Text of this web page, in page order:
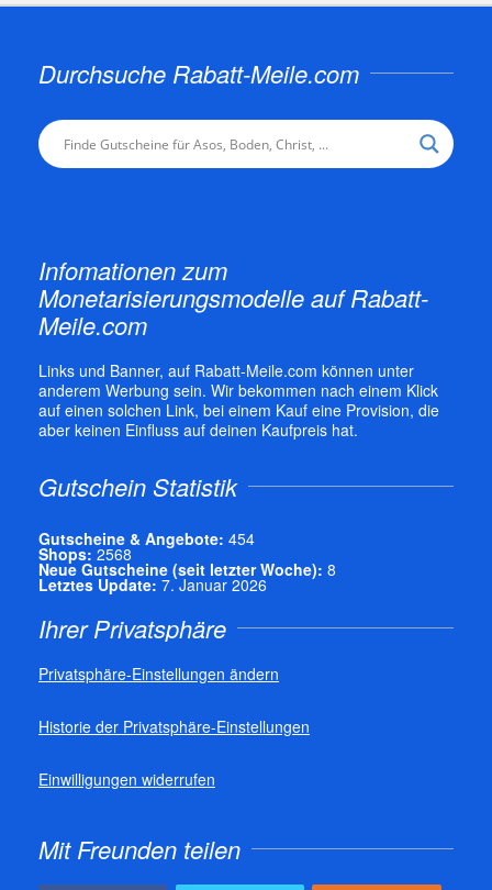
Durchsuche Rabatt-Meile.com
Infomationen zum
Monetarisierungsmodelle auf Rabatt-
Meile.com
Links und Banner, auf Rabatt-Meile.com können unter
anderem Werbung sein. Wir bekommen nach einem Klick
auf einen solchen Link, bei einem Kauf eine Provision, die
aber keinen Einfluss auf deinen Kaufpreis hat.
Gutschein Statistik
Gutscheine & Angebote: 454
Shops: 2568
Neue Gutscheine (seit letzter Woche): 8
Letztes Update: 7. Januar 2026
Ihrer Privatsphäre
Privatsphäre-Einstellungen ändern
Historie der Privatsphäre-Einstellungen
Einwilligungen widerrufen
Mit Freunden teilen